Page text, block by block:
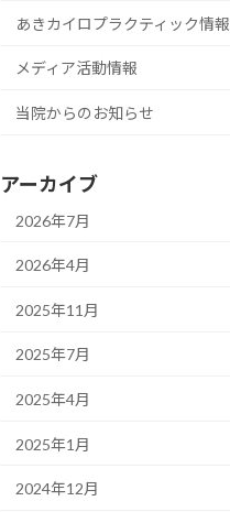
あきカイロプラクティック情報
メディア活動情報
当院からのお知らせ
アーカイブ
2026年7月
2026年4月
2025年11月
2025年7月
2025年4月
2025年1月
2024年12月